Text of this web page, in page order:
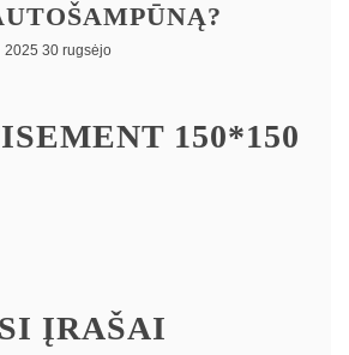
2025 30 rugsėjo
150*150
ĮRAŠAI